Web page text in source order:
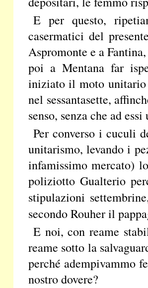
E per questo,
casermatici del
Aspromonte e a
poi a Mentana far
iniziato il moto unitario
nel sessantasette,
senso, senza che ad
Per converso i cuculi
unitarismo, levando i
infamissimo mercato)
poliziotto Gualterio
stipulazioni
secondo Rouher il
E noi, con reame
reame sotto la
perché adempivammo
nostro dovere?